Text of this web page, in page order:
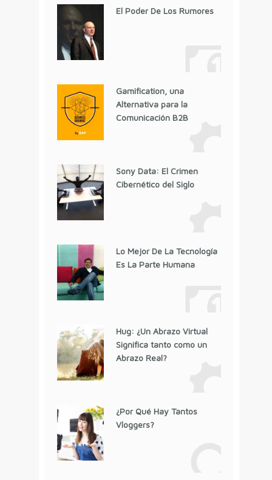
El Poder De Los Rumores
Gamification, una
Alternativa para la
Comunicación B2B
Sony Data: El Crimen
Cibernético del Siglo
Lo Mejor De La Tecnología
Es La Parte Humana
Hug: ¿Un Abrazo Virtual
Significa tanto como un
Abrazo Real?
¿Por Qué Hay Tantos
Vloggers?